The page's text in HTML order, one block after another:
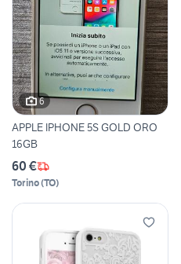
6
APPLE IPHONE 5S GOLD ORO
16GB
60 €
Torino(TO)